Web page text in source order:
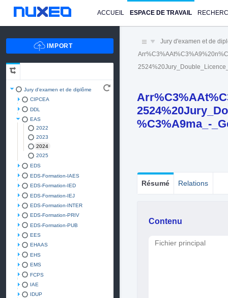
ACCUEIL ESPACE DE TRAVAIL
Jury d'examen et de diplôme
CIPCEA
DDL
EAS
2022
2023
2024
2025
EDS
EDS-Formation-IAES
EDS-Formation-IED
EDS-Formation-IEJ
EDS-Formation-INTER
EDS-Formation-PRIV
EDS-Formation-PUB
EES
EHAAS
EHS
EMS
FCPS
IAE
IDUP
Jury d'examen et de
%C3%A9ma_-
Résumé Relations
Contenu
Fichier principal